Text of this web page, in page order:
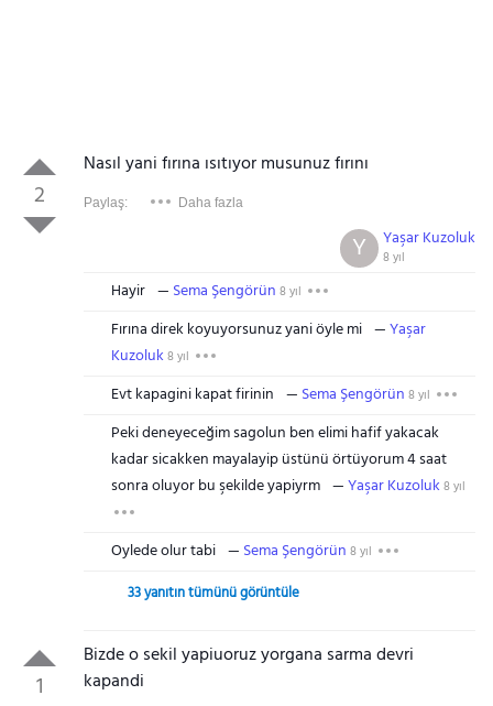
2
Nasıl yani fırına ısıtıyor musunuz fırını
Paylaş: Daha fazla
Yaşar Kuzoluk
8 yıl
Y
Hayir Sema Şengörün 8 yıl
Fırına direk koyuyorsunuz yani öyle mi
Yaşar
Kuzoluk 8 yıl
Evt kapagini kapat firinin Sema Şengörün 8 yıl
Peki deneyeceğim sagolun ben elimi hafif yakacak
kadar sicakken mayalayip üstünü örtüyorum 4 saat
sonra oluyor bu şekilde yapiyrm
Yaşar Kuzoluk 8 yıl
Oylede olur tabi Sema Şengörün 8 yıl
33 yanıtın tümünü görüntüle
1
Bizde o sekil yapiuoruz yorgana sarma devri
kapandi